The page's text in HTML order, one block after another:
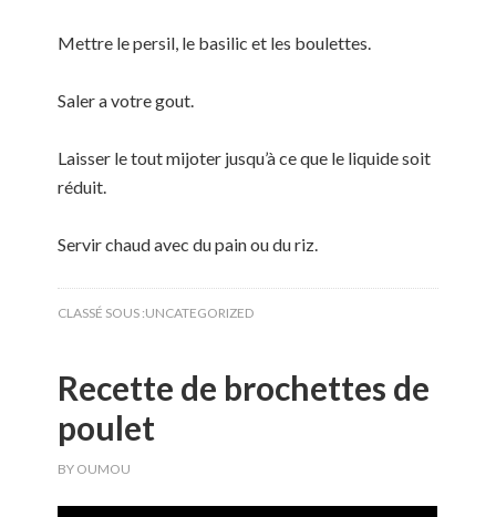
Mettre le persil, le basilic et les boulettes.
Saler a votre gout.
Laisser le tout mijoter jusqu’à ce que le liquide soit
réduit.
Servir chaud avec du pain ou du riz.
CLASSÉ SOUS :UNCATEGORIZED
Recette de brochettes de
poulet
BY OUMOU